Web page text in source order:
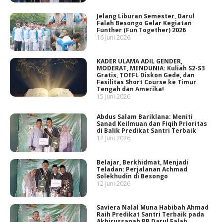
Jelang Liburan Semester, Darul
Falah Besongo Gelar Kegiatan
Funther (Fun Together) 2026
16 Juni 2026
KADER ULAMA ADIL GENDER,
MODERAT, MENDUNIA: Kuliah S2-S3
Gratis, TOEFL Diskon Gede, dan
Fasilitas Short Course ke Timur
Tengah dan Amerika!
15 Juni 2026
Abdus Salam Bariklana: Meniti
Sanad Keilmuan dan Fiqih Prioritas
di Balik Predikat Santri Terbaik
12 Juni 2026
Belajar, Berkhidmat, Menjadi
Teladan: Perjalanan Achmad
Solekhudin di Besongo
12 Juni 2026
Saviera Nalal Muna Habibah Ahmad
Raih Predikat Santri Terbaik pada